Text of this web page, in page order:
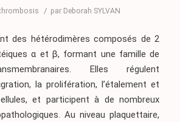
/ par Deborah SYLVAN
des hétérodimères composés de 2
α et β, formant une famille de
Elles régulent
la prolifération, l’étalement et
et participent à de nombreux
Au niveau plaquettaire,